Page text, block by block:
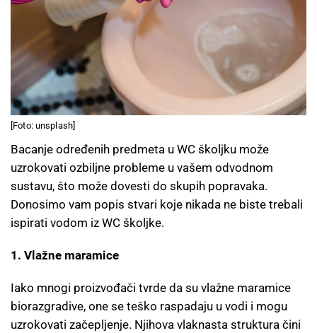
[Foto: unsplash]
Bacanje određenih predmeta u WC školjku može
uzrokovati ozbiljne probleme u vašem odvodnom
sustavu, što može dovesti do skupih popravaka.
Donosimo vam popis stvari koje nikada ne biste trebali
ispirati vodom iz WC školjke.
1. Vlažne maramice
Iako mnogi proizvođači tvrde da su vlažne maramice
biorazgradive, one se teško raspadaju u vodi i mogu
uzrokovati začepljenje. Njihova vlaknasta struktura čini